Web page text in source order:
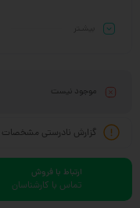
موجود نیست
گزارش نادرستی مشخصات
ارتباط با فروش
تماس با کارشناسان